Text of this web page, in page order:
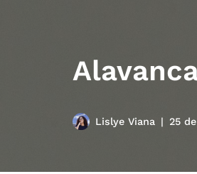
Lislye Viana 25